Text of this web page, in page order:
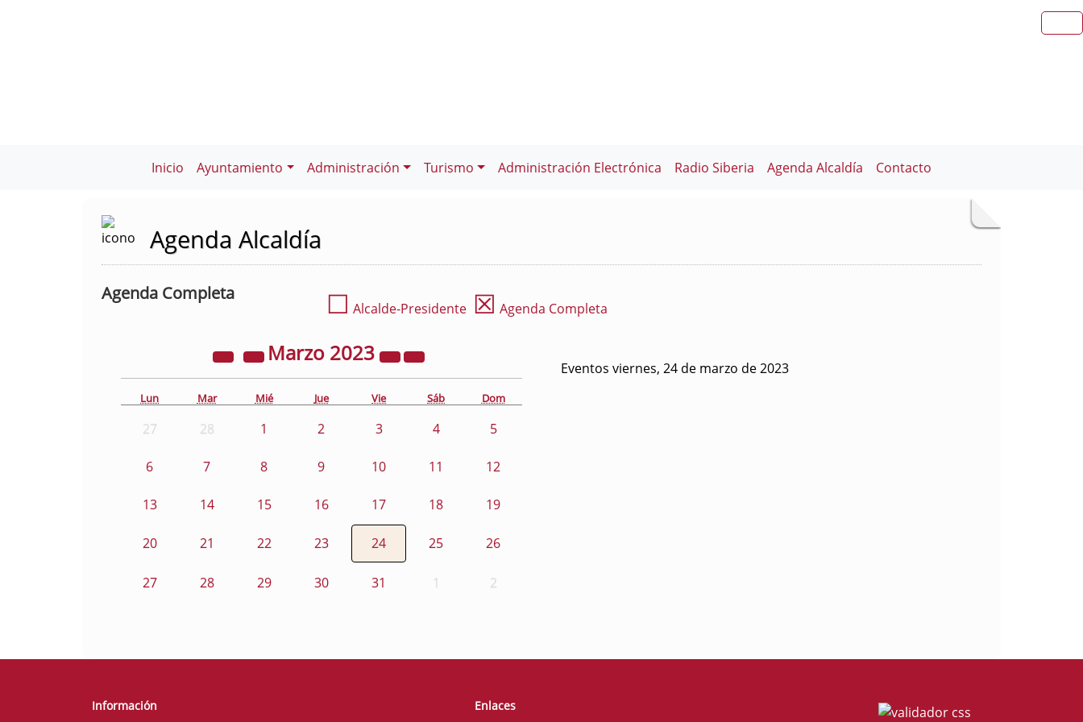
Inicio Ayuntamiento Administración Turismo Administración Electrónica Radio Siberia Agenda Alcaldía Contacto
Agenda Alcaldía
Agenda Completa ☐ Alcalde-Presidente ☒ Agenda Completa
Marzo 2023
Lun Mar Mié Jue Vie Sáb Dom
27 28 1 2 3 4 5
6 7 8 9 10 11 12
13 14 15 16 17 18 19
20 21 22 23 24 25 26
27 28 29 30 31 1 2
Eventos viernes, 24 de marzo de 2023
Información Enlaces